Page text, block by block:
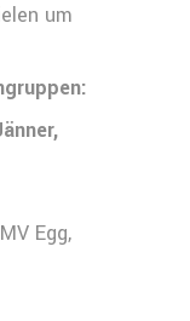
um
Egg,